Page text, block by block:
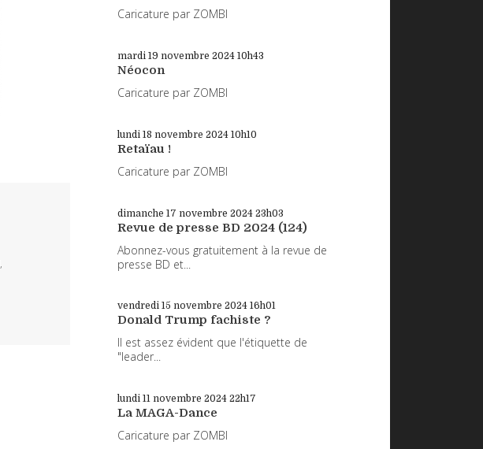
,
Caricature par ZOMBI
mardi 19 novembre 2024 10h43
Néocon
Caricature par ZOMBI
lundi 18 novembre 2024 10h10
Retaïau !
Caricature par ZOMBI
dimanche 17 novembre 2024 23h03
Revue de presse BD 2024 (124)
Abonnez-vous gratuitement à la revue de
presse BD et...
vendredi 15 novembre 2024 16h01
Donald Trump fachiste ?
Il est assez évident que l'étiquette de
"leader...
lundi 11 novembre 2024 22h17
La MAGA-Dance
Caricature par ZOMBI